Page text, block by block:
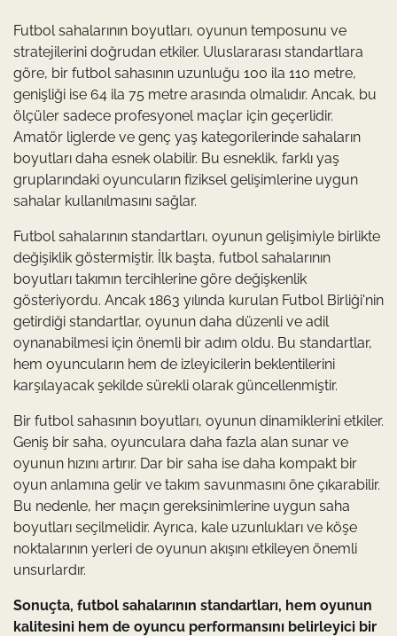
Futbol sahalarının boyutları, oyunun temposunu ve
stratejilerini doğrudan etkiler. Uluslararası standartlara
göre, bir futbol sahasının uzunluğu 100 ila 110 metre,
genişliği ise 64 ila 75 metre arasında olmalıdır. Ancak, bu
ölçüler sadece profesyonel maçlar için geçerlidir.
Amatör liglerde ve genç yaş kategorilerinde sahaların
boyutları daha esnek olabilir. Bu esneklik, farklı yaş
gruplarındaki oyuncuların fiziksel gelişimlerine uygun
sahalar kullanılmasını sağlar.
Futbol sahalarının standartları, oyunun gelişimiyle birlikte
değişiklik göstermiştir. İlk başta, futbol sahalarının
boyutları takımın tercihlerine göre değişkenlik
gösteriyordu. Ancak 1863 yılında kurulan Futbol Birliği'nin
getirdiği standartlar, oyunun daha düzenli ve adil
oynanabilmesi için önemli bir adım oldu. Bu standartlar,
hem oyuncuların hem de izleyicilerin beklentilerini
karşılayacak şekilde sürekli olarak güncellenmiştir.
Bir futbol sahasının boyutları, oyunun dinamiklerini etkiler.
Geniş bir saha, oyunculara daha fazla alan sunar ve
oyunun hızını artırır. Dar bir saha ise daha kompakt bir
oyun anlamına gelir ve takım savunmasını öne çıkarabilir.
Bu nedenle, her maçın gereksinimlerine uygun saha
boyutları seçilmelidir. Ayrıca, kale uzunlukları ve köşe
noktalarının yerleri de oyunun akışını etkileyen önemli
unsurlardır.
Sonuçta, futbol sahalarının standartları, hem oyunun
kalitesini hem de oyuncu performansını belirleyici bir